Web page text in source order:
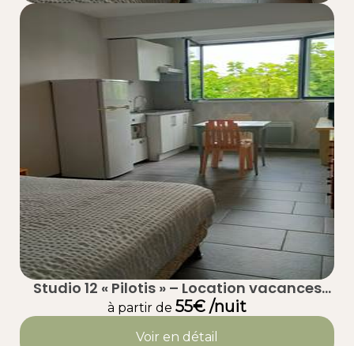
Studio 12 « Pilotis » – Location vacances
calme à Taussat (Lanton) – Bassin
d’Arcachon
à partir de 55€ /nuit
Voir en détail